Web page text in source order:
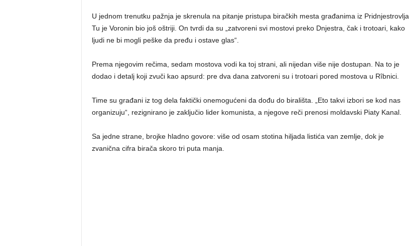
U jednom trenutku pažnja je skrenula na pitanje pristupa biračkih mesta građanima iz Pridnjestrovlja.
Tu je Voronin bio još oštriji. On tvrdi da su „zatvoreni svi mostovi preko Dnjestra, čak i trotoari, kako
ljudi ne bi mogli peške da pređu i ostave glas“.
Prema njegovim rečima, sedam mostova vodi ka toj strani, ali nijedan više nije dostupan. Na to je
dodao i detalj koji zvuči kao apsurd: pre dva dana zatvoreni su i trotoari pored mostova u Rîbnici.
Time su građani iz tog dela faktički onemogućeni da dođu do birališta. „Eto takvi izbori se kod nas
organizuju“, rezignirano je zaključio lider komunista, a njegove reči prenosi moldavski Piaty Kanal.
Sa jedne strane, brojke hladno govore: više od osam stotina hiljada listića van zemlje, dok je
zvanična cifra birača skoro tri puta manja.